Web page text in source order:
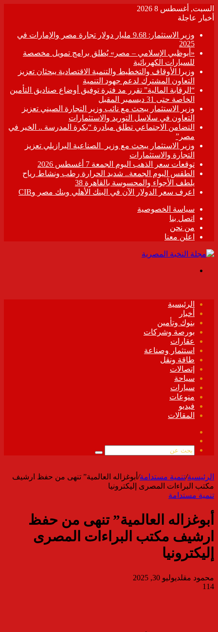
السبت, أغسطس 8 2026
أخبار عاجلة
وزير الاستثمار: 9.68 مليار دولار تجارة مصر والإمارات في
2025
«أبوظبي الإسلامي – مصر» يُطلق برامج تمويل مخصصة
للسيارات الكهربائية
وزيرا الأوقاف والتخطيط والتنمية الاقتصادية يبحثان تعزيز
التعاون المشترك لدعم جهود التنمية
“الرقابة المالية” تقرر مد فترة توفيق أوضاع صناديق التأمين
الخاصة حتى 31 ديسمبر المقبل
وزير الاستثمار يبحث مع نائب وزير التجارة الصيني تعزيز
التعاون في سلاسل التوريد والاستثمارات
التضامن الاجتماعي تطلق مبادرة “بكرة المدرسة .. الخير في
مصر”
وزير الاستثمار يبحث مع وزير الصناعية البرازيلي تعزيز
التجارة والاستثمارات
توقعات سعر الذهب اليوم الجمعة 7 أغسطس 2026
الطقس اليوم الجمعة.. شديد الحرارة رطب ونشاط رياح
يلطف الأجواء والمحسوسة بالقاهرة 38
اعرف سعر الدولار الآن في البنك الأهلي وبنك مصر وCIB
سياسة الخصوصية
اتصل بنا
من نحن
اعلن معنا
الرئيسية
أخبار
بنوك وتأمين
بورصة وشركات
عقارات
استثمار وصناعة
طاقة ونقل
إتصالات
سياحة
سيارات
منوعات
فيديو
المقالات
الموقع
بحث
الرئيسية/تنمية مستدامة/ أبوغزاله العالمية” تنهى من حفظ ارشيف
مكتب البراءات المصرى إليكترونيا
تنمية مستدامة
أبوغزاله العالمية” تنهى من حفظ
ارشيف مكتب البراءات المصرى
إليكترونيا
محمود مقلديوليو 30, 2025
114